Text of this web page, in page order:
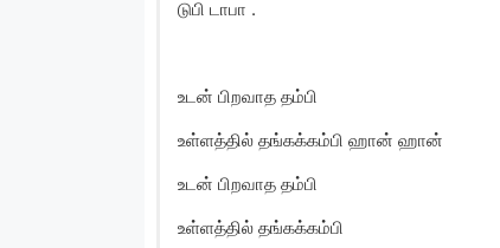
டுபி டாபா .
உடன் பிறவாத தம்பி
உள்ளத்தில் தங்கக்கம்பி ஹான் ஹான்
உடன் பிறவாத தம்பி
உள்ளத்தில் தங்கக்கம்பி